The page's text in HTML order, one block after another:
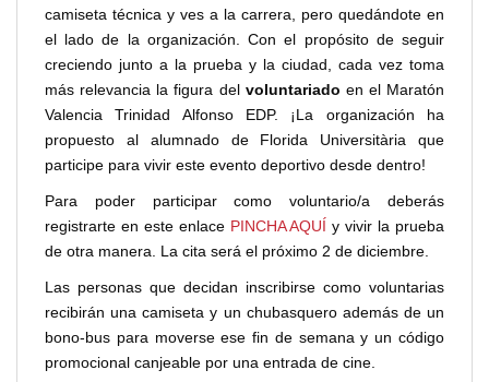
camiseta técnica y ves a la carrera, pero quedándote en
el lado de la organización. Con el propósito de seguir
creciendo junto a la prueba y la ciudad, cada vez toma
más relevancia la figura del voluntariado en el Maratón
Valencia Trinidad Alfonso EDP. ¡La organización ha
propuesto al alumnado de Florida Universitària que
participe para vivir este evento deportivo desde dentro!
Para poder participar como voluntario/a deberás
registrarte en este enlace PINCHA AQUÍ y vivir la prueba
de otra manera. La cita será el próximo 2 de diciembre.
Las personas que decidan inscribirse como voluntarias
recibirán una camiseta y un chubasquero además de un
bono-bus para moverse ese fin de semana y un código
promocional canjeable por una entrada de cine.